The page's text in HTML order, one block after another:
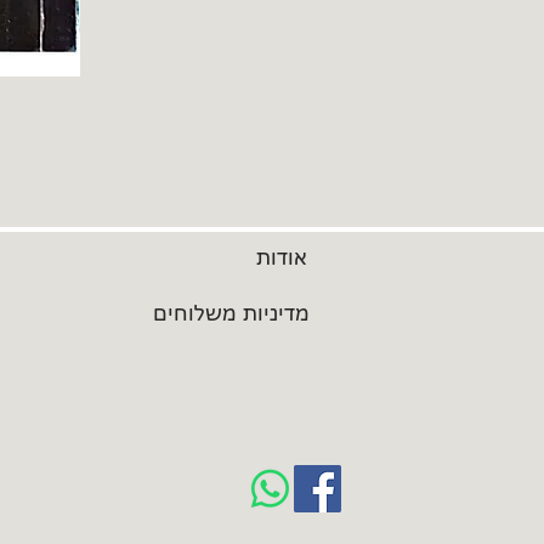
אודות
מדיניות משלוחים